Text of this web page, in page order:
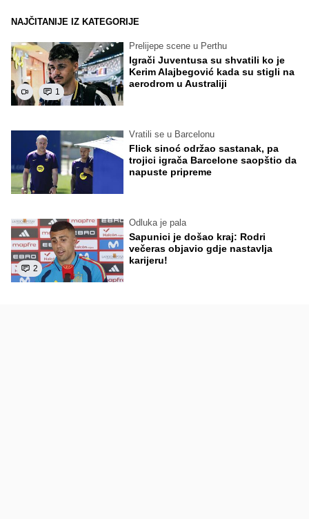
NAJČITANIJE IZ KATEGORIJE
1
Prelijepe scene u Perthu
Igrači Juventusa su shvatili ko je
Kerim Alajbegović kada su stigli na
aerodrom u Australiji
Vratili se u Barcelonu
Flick sinoć održao sastanak, pa
trojici igrača Barcelone saopštio da
napuste pripreme
2
Odluka je pala
Sapunici je došao kraj: Rodri
večeras objavio gdje nastavlja
karijeru!